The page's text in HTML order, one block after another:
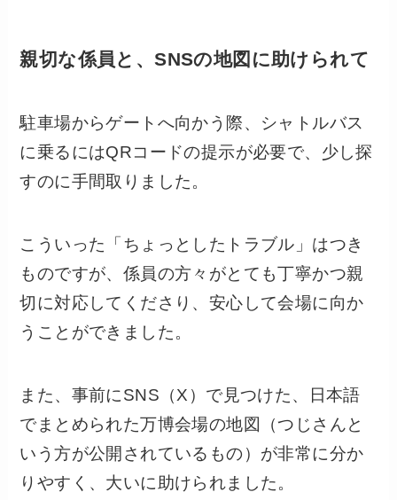
親切な係員と、SNSの地図に助けられて
駐車場からゲートへ向かう際、シャトルバス
に乗るにはQRコードの提示が必要で、少し探
すのに手間取りました。
こういった「ちょっとしたトラブル」はつき
ものですが、係員の方々がとても丁寧かつ親
切に対応してくださり、安心して会場に向か
うことができました。
また、事前にSNS（X）で見つけた、日本語
でまとめられた万博会場の地図（つじさんと
いう方が公開されているもの）が非常に分か
りやすく、大いに助けられました。